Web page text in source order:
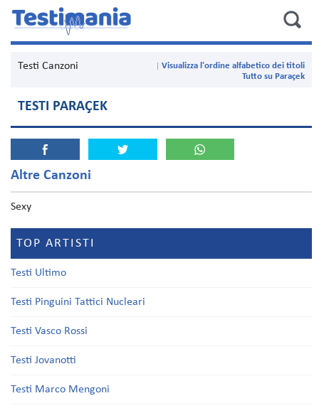
Testi Canzoni
Visualizza l'ordine alfabetico dei titoli
Tutto su Paraçek
TESTI PARAÇEK
Altre Canzoni
Sexy
TOP ARTISTI
Testi Ultimo
Testi Pinguini Tattici Nucleari
Testi Vasco Rossi
Testi Jovanotti
Testi Marco Mengoni